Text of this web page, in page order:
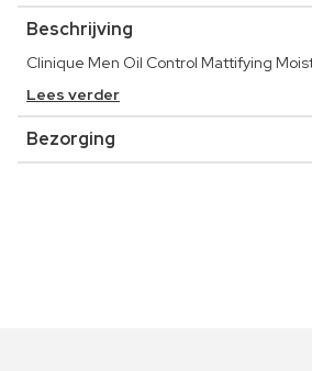
Beschrijving
Clinique Men Oil Control Mattifying
Lees verder
Bezorging